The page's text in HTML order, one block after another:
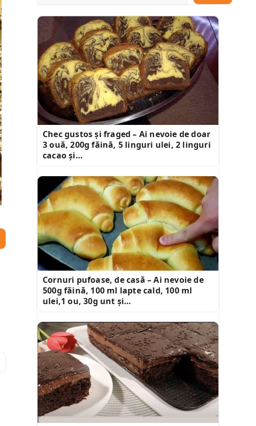
Chec gustos și fraged – Ai nevoie de doar
3 ouă, 200g făină, 5 linguri ulei, 2 linguri
cacao și…
Cornuri pufoase, de casă – Ai nevoie de
500g făină, 100 ml lapte cald, 100 ml
ulei,1 ou, 30g unt și…